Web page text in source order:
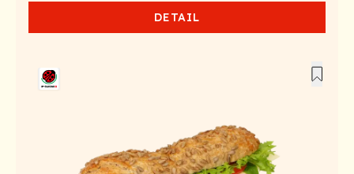
DETAIL